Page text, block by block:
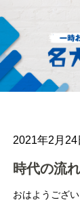
2021年2月24
時代の流
おはようござ